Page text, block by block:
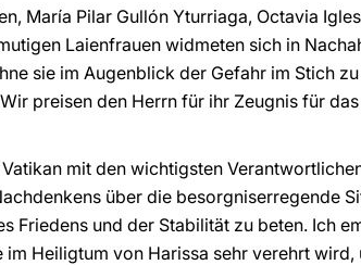
María Pilar Gullón Yturriaga, Octavia
Laienfrauen widmeten sich in
sie im Augenblick der Gefahr im Stich
preisen den Herrn für ihr Zeugnis für
mit den wichtigsten
über die besorgniserregende
Friedens und der Stabilität zu beten. Ich
im Heiligtum von Harissa sehr verehrt